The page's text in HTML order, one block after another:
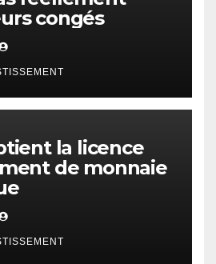
congés
la licence
de monnaie